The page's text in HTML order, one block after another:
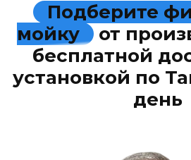
Подберите
мойку
от
бесплатной
установкой по
день